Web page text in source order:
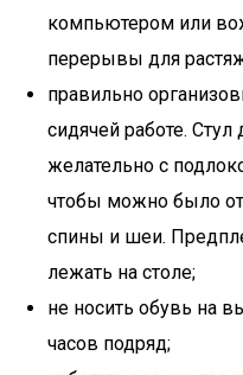
компьютером или
перерывы для
правильно
сидячей работе.
желательно с
чтобы можно было
спины и шеи.
лежать на столе;
не носить обувь на
часов подряд;